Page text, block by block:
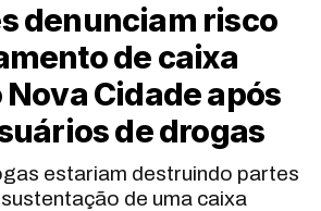
denunciam risco
de caixa
Nova Cidade após
de drogas
estariam destruindo partes
de uma caixa